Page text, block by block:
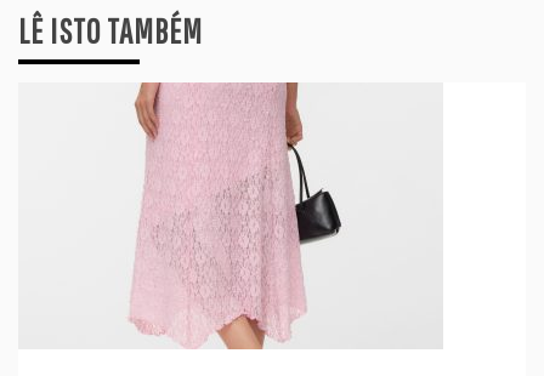
LÊ ISTO TAMBÉM